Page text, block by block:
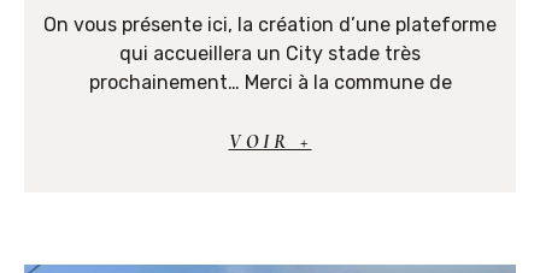
On vous présente ici, la création d’une plateforme
qui accueillera un City stade très
prochainement… Merci à la commune de
VOIR +